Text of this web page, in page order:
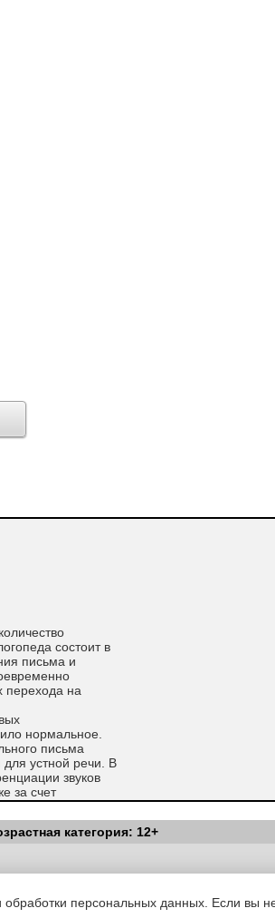
состоит в
письма и
перехода на
нормальное.
письма
устной речи. В
звуков
за счет
акустическихкатегория: 12+
издании|Условия|Политика
персональных данных. Если вы